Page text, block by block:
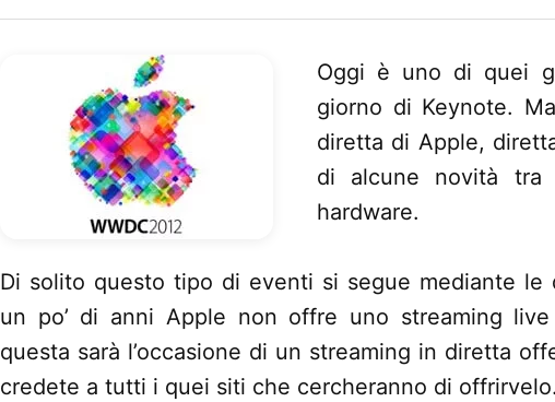
Oggi è uno di quei
giorno di Keynote.
diretta di Apple,
di alcune novità tra
hardware.
Di solito questo tipo di eventi si segue mediante le
un po’ di anni Apple non offre uno streaming
questa sarà l’occasione di un streaming in diretta
credete a tutti i quei siti che cercheranno di offrirvelo.